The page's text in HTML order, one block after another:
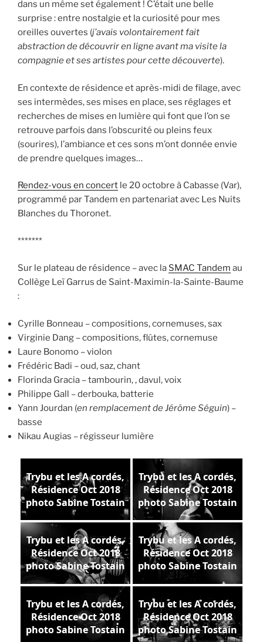
dans un même set également ! C’était une belle
surprise : entre nostalgie et la curiosité pour mes
oreilles ouvertes (j’avais volontairement fait
abstraction de découvrir en ligne avant ma visite la
compagnie et ses artistes pour cette découverte).
En contexte de résidence et après-midi de filage, avec
ses intermèdes, ses mises en place, ses réglages et
recherches de mises en lumière qui font que l’on se
retrouve parfois dans l’obscurité ou pleins feux
(sourires), l’ambiance et ces sons m’ont donnée envie
de prendre quelques images…
Rendez-vous en concert le 20 octobre à Cabasse (Var),
programmé par Tandem en partenariat avec Les Nuits
Blanches du Thoronet.
*******
Sur le plateau de résidence – avec la SMAC Tandem au
Collège Leï Garrus de Saint-Maximin-la-Sainte-Baume
:
Cyrille Bonneau – compositions, cornemuses, sax
Virginie Dang – compositions, flûtes, cornemuse
Laure Bonomo – violon
Frédéric Badi – oud, saz, chant
Florinda Gracia – tambourin, , davul, voix
Philippe Gall – derbouka, batterie
Yann Jourdan (en remplacement de Jérôme Séguin) –
basse
Nikau Augias – régisseur lumière
Trybu et les A cordés,
Résidence Oct 2018
photo Sabine Tostain
Trybu et les A cordés,
Résidence Oct 2018
photo Sabine Tostain
Trybu et les A cordés,
Résidence Oct 2018
photo Sabine Tostain
Trybu et les A cordés,
Résidence Oct 2018
photo Sabine Tostain
Trybu et les A cordés,
Résidence Oct 2018
photo Sabine Tostain
Trybu et les A cordés,
Résidence Oct 2018
photo Sabine Tostain